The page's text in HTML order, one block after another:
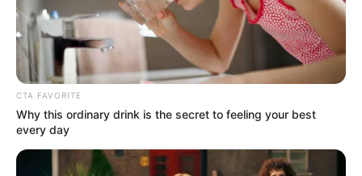
CTA FAVORITE
Why this ordinary drink is the secret to feeling your best
every day